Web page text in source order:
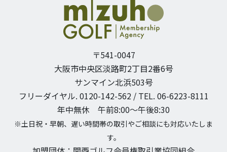
〒541-0047
大阪市中央区淡路町2丁目2番6号
サンマイン北浜503号
フリーダイヤル. 0120-142-562 / TEL. 06-6223-8111
年中無休 午前8:00〜午後8:30
※土日祝・早朝、遅い時間帯の取引やご相談にも対応いたしま
す。